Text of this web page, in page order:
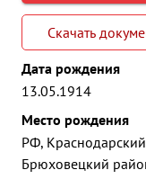
Скачать
Дата рождения
13.05.1914
Место рождения
РФ,
Брюховецкий